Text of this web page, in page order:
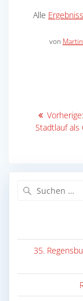
Alle
von
Vorherige:
Stadtlauf als
35.